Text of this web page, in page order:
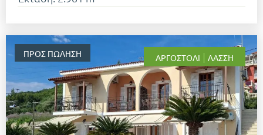
ΠΡΟΣ ΠΏΛΗΣΗ ΑΡΓΟΣΤΌΛΙ | ΛΆΣΣΗ